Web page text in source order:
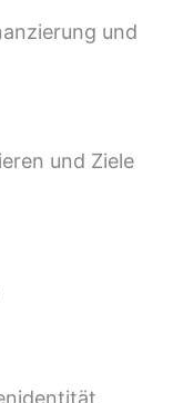
und
und Ziele